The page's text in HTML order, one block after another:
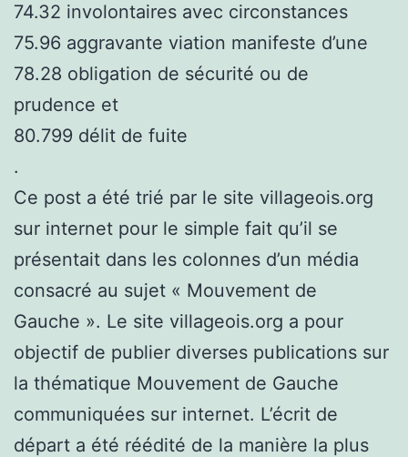
74.32 involontaires avec circonstances
75.96 aggravante viation manifeste d’une
78.28 obligation de sécurité ou de
prudence et
80.799 délit de fuite
.
Ce post a été trié par le site villageois.org
sur internet pour le simple fait qu’il se
présentait dans les colonnes d’un média
consacré au sujet « Mouvement de
Gauche ». Le site villageois.org a pour
objectif de publier diverses publications sur
la thématique Mouvement de Gauche
communiquées sur internet. L’écrit de
départ a été réédité de la manière la plus